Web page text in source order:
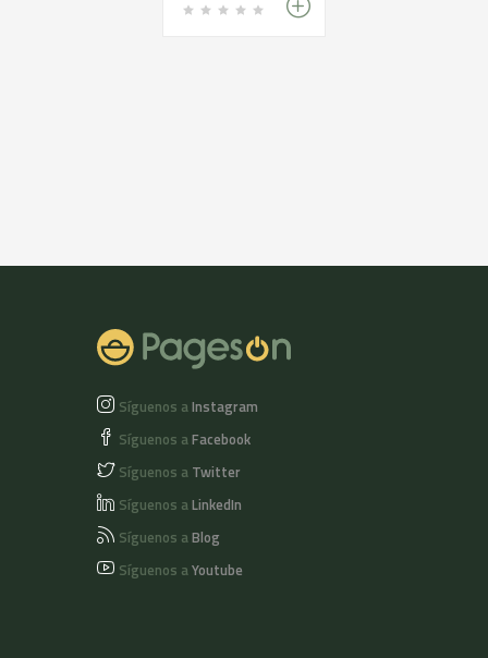
Síguenos aInstagram
Síguenos aFacebook
Síguenos a Twitter
Síguenos aLinkedIn
Síguenos aBlog
Síguenos aYoutube